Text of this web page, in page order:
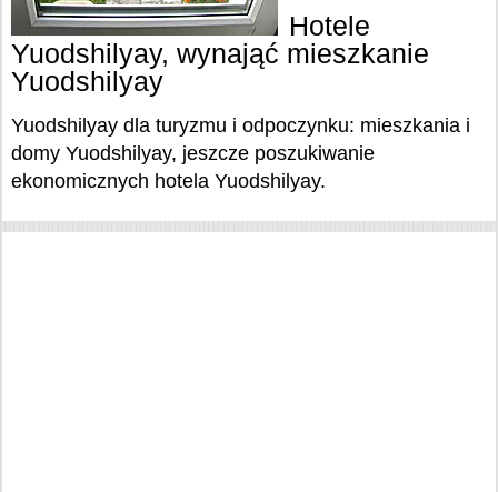
Hotele
Yuodshilyay, wynająć mieszkanie
Yuodshilyay
Yuodshilyay dla turyzmu i odpoczynku: mieszkania i
domy Yuodshilyay, jeszcze poszukiwanie
ekonomicznych hotela Yuodshilyay.